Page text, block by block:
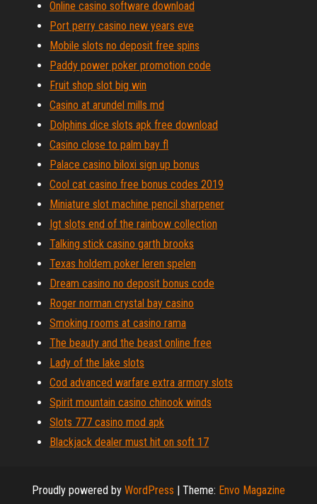
Online casino software download
Port perry casino new years eve
Mobile slots no deposit free spins
Paddy power poker promotion code
Fruit shop slot big win
Casino at arundel mills md
Dolphins dice slots apk free download
Casino close to palm bay fl
Palace casino biloxi sign up bonus
Cool cat casino free bonus codes 2019
Miniature slot machine pencil sharpener
Igt slots end of the rainbow collection
Talking stick casino garth brooks
Texas holdem poker leren spelen
Dream casino no deposit bonus code
Roger norman crystal bay casino
Smoking rooms at casino rama
The beauty and the beast online free
Lady of the lake slots
Cod advanced warfare extra armory slots
Spirit mountain casino chinook winds
Slots 777 casino mod apk
Blackjack dealer must hit on soft 17
Proudly powered by WordPress | Theme: Envo Magazine